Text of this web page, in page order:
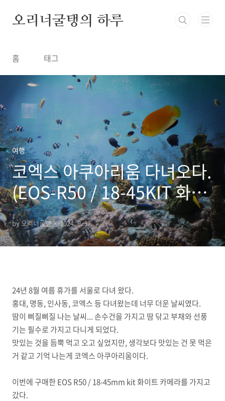
오리너굴탱의 하루
홈 태그
여행
코엑스 아쿠아리움 다녀오다.
(EOS-R50 / 18-45KIT 화이
트)
by 오리너굴탱 2024. 9. 1.
24년 8월 여름 휴가를 서울로 다녀 왔다.
홍대, 명동, 인사동, 코엑스 등 다녀왔는데 너무 더운 날씨였다.
땀이 삐질삐질 나는 날씨... 손수건을 가지고 땀 닦고 부채와 선풍
기는 필수로 가지고 다니게 되었다.
맛있는 것을 듬뿍 먹고 오고 싶었지만, 생각보다 맛있는 건 못 먹은
거 같고 기억 나는게 코엑스 아쿠아리움이다.
이번에 구매한 EOS R50 / 18-45mm kit 화이트 카메라를 가지고
갔다.